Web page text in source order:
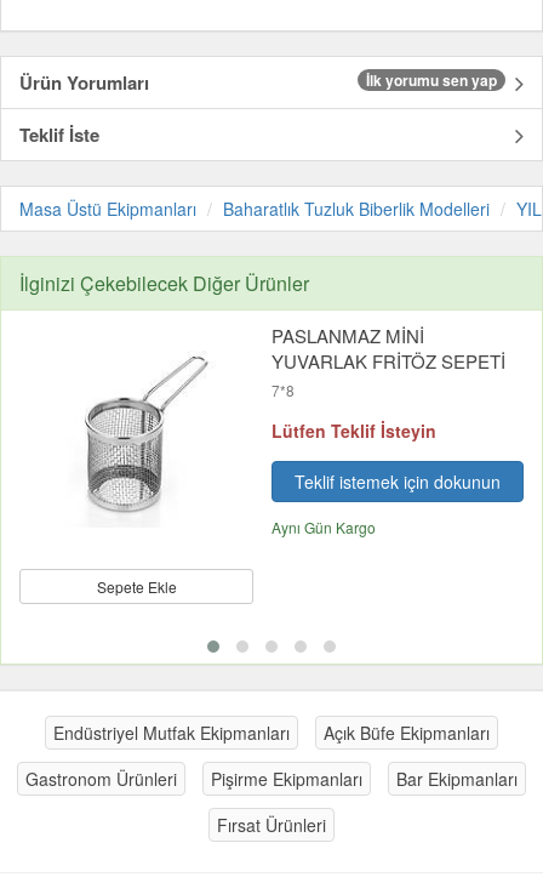
Ürün Yorumları İlk yorumu sen yap
Teklif İste
Masa Üstü Ekipmanları Baharatlık Tuzluk Biberlik Modelleri
İlginizi Çekebilecek Diğer Ürünler
Sepete Ekle
PASLANMAZ MİNİ
YUVARLAK FRİTÖZ SEPETİ
7*8
Lütfen Teklif İsteyin
Teklif istemek için dokunun
Aynı Gün Kargo
Endüstriyel Mutfak Ekipmanları
Açık Büfe Ekipmanları
Gastronom Ürünleri
Pişirme Ekipmanları
Bar Ekipmanları
Fırsat Ürünleri